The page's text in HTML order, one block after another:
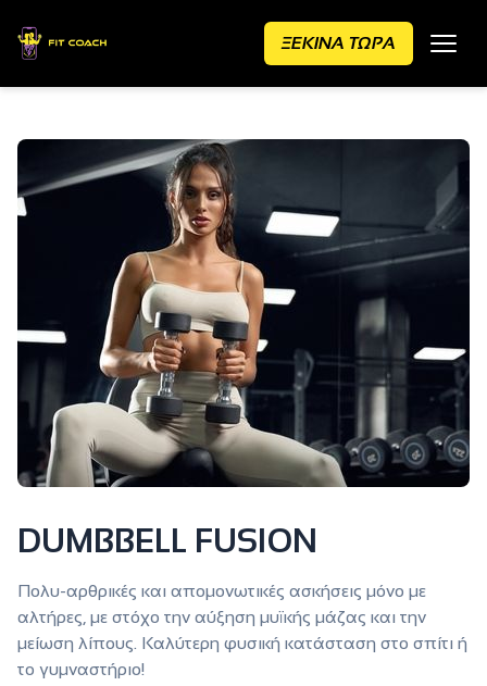
ΞΕΚΙΝΑ ΤΩΡΑ
DUMBBELL FUSION
Πολυ-αρθρικές και απομονωτικές ασκήσεις μόνο με
αλτήρες, με στόχο την αύξηση μυϊκής μάζας και την
μείωση λίπους. Καλύτερη φυσική κατάσταση στο σπίτι ή
το γυμναστήριο!